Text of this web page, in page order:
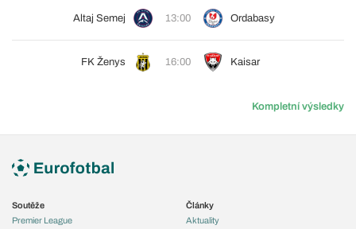
Altaj Semej 13:00 Ordabasy
FK Ženys 16:00 Kaisar
Kompletní výsledky
Soutěže
Premier League
Články
Aktuality